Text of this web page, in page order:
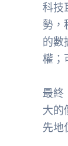
科技
勢，
的數
權；
最終
大的
先地